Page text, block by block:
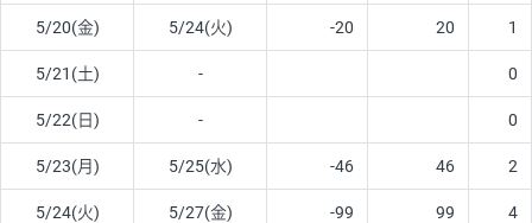
5/20(金) 5/24(火) -20 20 1
5/21(土) - 0
5/22(日) - 0
5/23(月) 5/25(水) -46 46 2
5/24(火) 5/27(金) -99 99 4